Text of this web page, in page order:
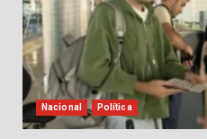
Nacional Política